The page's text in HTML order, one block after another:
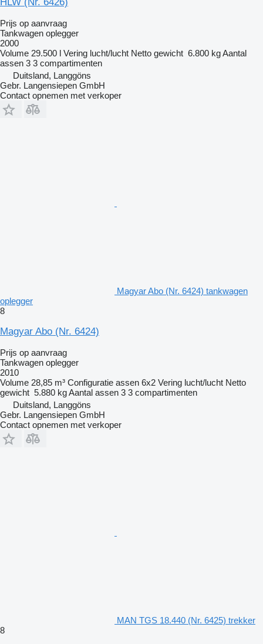
Prijs op aanvraag
Tankwagen oplegger
2000
Volume 29.500 l Vering lucht/lucht Netto gewicht 6.800 kgAantal
assen 3 3 compartimenten
Duitsland, Langgöns
Gebr. Langensiepen GmbH
Contact opnemen met verkoper
Magyar Abo (Nr. 6424) tankwagen
oplegger
8
Magyar Abo (Nr. 6424)
Prijs op aanvraag
Tankwagen oplegger
2010
Volume 28,85 m³ Configuratie assen 6x2 Vering lucht/lucht Netto
gewicht 5.880 kgAantal assen 3 3 compartimenten
Duitsland, Langgöns
Gebr. Langensiepen GmbH
Contact opnemen met verkoper
MAN TGS 18.440 (Nr. 6425) trekker
8